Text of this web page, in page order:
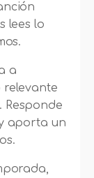
lees lo
a
relevante
Responde
aporta un